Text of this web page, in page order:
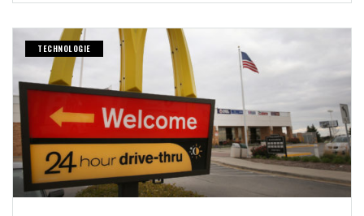
TECHNOLOGIE